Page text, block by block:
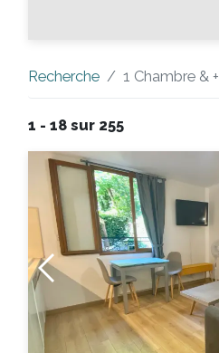
Recherche 1 Chambre & +
1 - 18 sur 255